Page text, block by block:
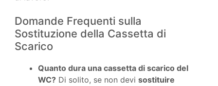
Domande Frequenti sulla
Sostituzione della Cassetta di
Scarico
Quanto dura una cassetta di scarico del
WC? Di solito, se non devi sostituire